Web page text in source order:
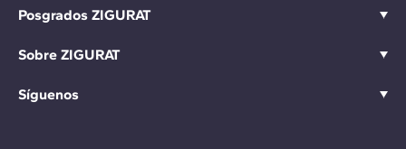
Posgrados ZIGURAT
Sobre ZIGURAT
Síguenos